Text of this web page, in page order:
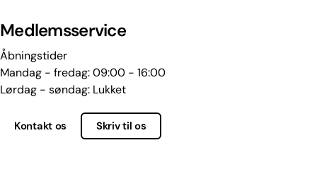
Medlemsservice
Åbningstider
Mandag - fredag: 09:00 - 16:00
Lørdag - søndag: Lukket
Kontakt os Skriv til os